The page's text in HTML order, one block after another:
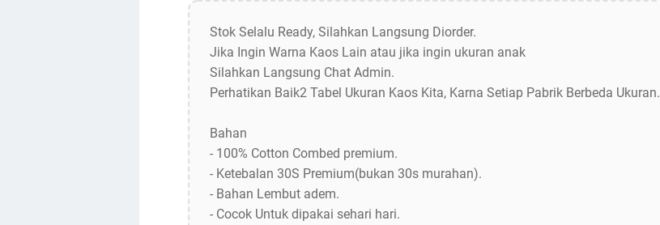
Stok Selalu Ready, Silahkan Langsung Diorder.
Jika Ingin Warna Kaos Lain atau jika ingin ukuran anak
Silahkan Langsung Chat Admin.
Perhatikan Baik2 Tabel Ukuran Kaos Kita, Karna Setiap Pabrik Berbeda Ukuran.
Bahan
- 100% Cotton Combed premium.
- Ketebalan 30S Premium(bukan 30s murahan).
- Bahan Lembut adem.
- Cocok Untuk dipakai sehari hari.